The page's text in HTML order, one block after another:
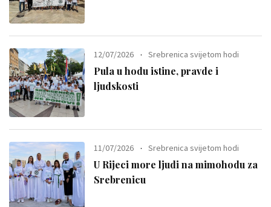
12/07/2026 Srebrenica svijetom hodi
Pula u hodu istine, pravde i
ljudskosti
11/07/2026 Srebrenica svijetom hodi
U Rijeci more ljudi na mimohodu za
Srebrenicu